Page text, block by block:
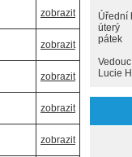
zobrazit
zobrazit
zobrazit
zobrazit
zobrazit
Úřední
úterý
pátek
Lucie